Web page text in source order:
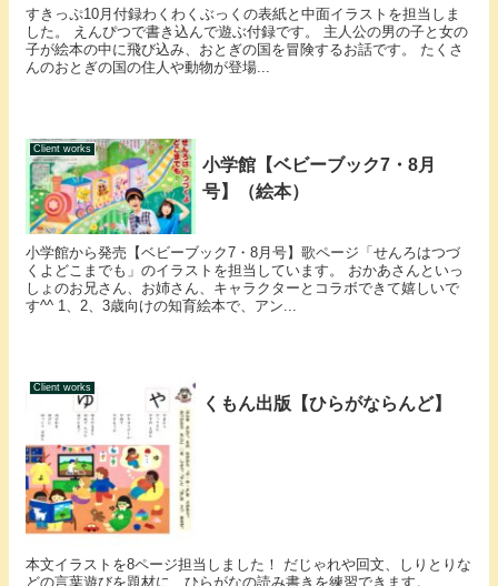
すきっぷ10月付録わくわくぶっくの表紙と中面イラストを担当しま
した。 えんぴつで書き込んで遊ぶ付録です。 主人公の男の子と女の
子が絵本の中に飛び込み、おとぎの国を冒険するお話です。 たくさ
んのおとぎの国の住人や動物が登場...
Client works
小学館【ベビーブック7・8月
号】（絵本）
小学館から発売【ベビーブック7・8月号】歌ページ「せんろはつづ
くよどこまでも」のイラストを担当しています。 おかあさんといっ
しょのお兄さん、お姉さん、キャラクターとコラボできて嬉しいで
す^^ 1、2、3歳向けの知育絵本で、アン...
Client works
くもん出版【ひらがならんど】
本文イラストを8ページ担当しました！ だじゃれや回文、しりとりな
どの言葉遊びを題材に、ひらがなの読み書きを練習できます。